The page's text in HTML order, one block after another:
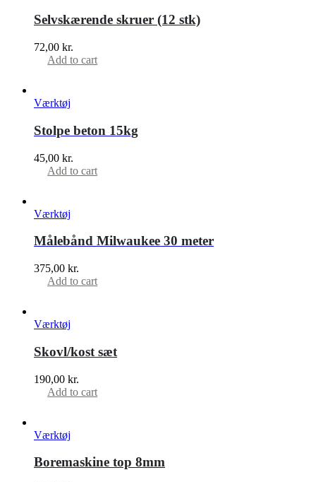
Selvskærende skruer (12 stk)
72,00 kr.
Add to cart
Værktøj
Stolpe beton 15kg
45,00 kr.
Add to cart
Værktøj
Målebånd Milwaukee 30 meter
375,00 kr.
Add to cart
Værktøj
Skovl/kost sæt
190,00 kr.
Add to cart
Værktøj
Boremaskine top 8mm